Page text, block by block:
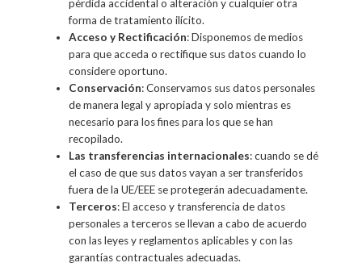
pérdida accidental o alteración y cualquier otra
forma de tratamiento ilícito.
Acceso y Rectificación: Disponemos de medios
para que acceda o rectifique sus datos cuando lo
considere oportuno.
Conservación: Conservamos sus datos personales
de manera legal y apropiada y solo mientras es
necesario para los fines para los que se han
recopilado.
Las transferencias internacionales: cuando se dé
el caso de que sus datos vayan a ser transferidos
fuera de la UE/EEE se protegerán adecuadamente.
Terceros: El acceso y transferencia de datos
personales a terceros se llevan a cabo de acuerdo
con las leyes y reglamentos aplicables y con las
garantías contractuales adecuadas.